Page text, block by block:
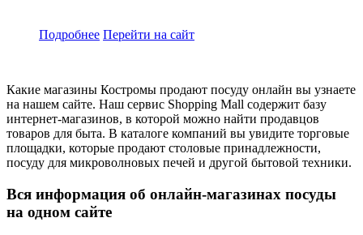
Подробнее Перейти на сайт
Какие магазины Костромы продают посуду онлайн вы узнаете
на нашем сайте. Наш сервис Shopping Mall содержит базу
интернет-магазинов, в которой можно найти продавцов
товаров для быта. В каталоге компаний вы увидите торговые
площадки, которые продают столовые принадлежности,
посуду для микроволновых печей и другой бытовой техники.
Вся информация об онлайн-магазинах посуды
на одном сайте